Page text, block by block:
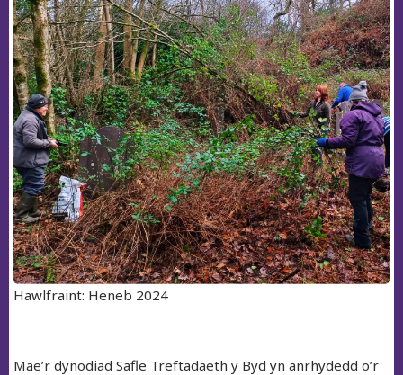
Hawlfraint: Heneb 2024
Mae’r dynodiad Safle Treftadaeth y Byd yn anrhydedd o’r